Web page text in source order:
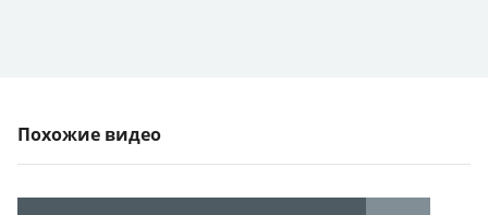
Похожие видео